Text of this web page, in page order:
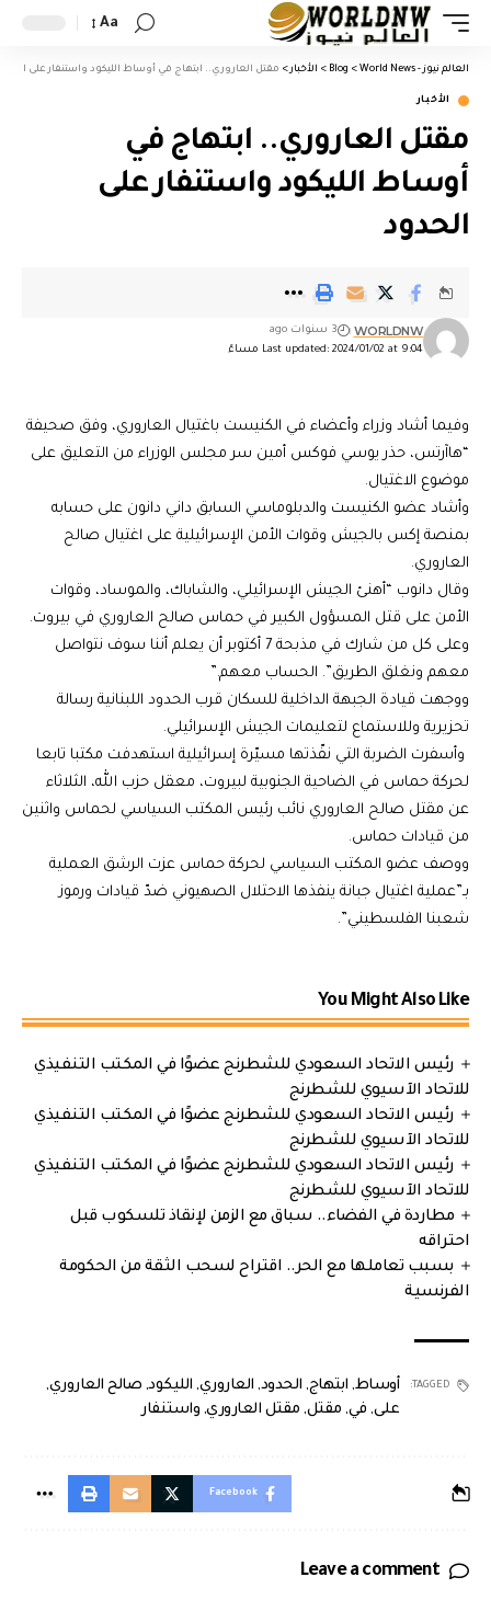
Aa
العالم نيوز - World News >
Blog
> الأخبار > مقتل العاروري.. ابتهاج في أوساط الليكود واستنفار على
الأخبار
مقتل العاروري.. ابتهاج في
أوساط الليكود واستنفار على
الحدود
Last updated: 2024/01/02 at 9:04 مساءً
WORLDNW 3 سنوات ago
وفيما أشاد وزراء وأعضاء في الكنيست باغتيال العاروري، وفق صحيفة
“هاآرتس، حذر يوسي فوكس أمين سر مجلس الوزراء من التعليق على
موضوع الاغتيال.
وأشاد عضو الكنيست والدبلوماسي السابق داني دانون على حسابه
بمنصة إكس بالجيش وقوات الأمن الإسرائيلية على اغتيال صالح
العاروري.
وقال دانوب “أهنئ الجيش الإسرائيلي، والشاباك، والموساد، وقوات
الأمن على قتل المسؤول الكبير في حماس صالح العاروري في بيروت.
وعلى كل من شارك في مذبحة 7 أكتوبر أن يعلم أننا سوف نتواصل
معهم ونغلق الطريق”. الحساب معهم.”
ووجهت قيادة الجبهة الداخلية للسكان قرب الحدود اللبنانية رسالة
تحزيرية وللاستماع لتعليمات الجيش الإسرائيلي.
وأسفرت الضربة التي نفّذتها مسيّرة إسرائيلية استهدفت مكتبا تابعا
لحركة حماس في الضاحية الجنوبية لبيروت، معقل حزب الله، الثلاثاء
عن مقتل صالح العاروري نائب رئيس المكتب السياسي لحماس واثنين
من قيادات حماس.
ووصف عضو المكتب السياسي لحركة حماس عزت الرشق العملية
بـ”عملية اغتيال جبانة ينفذها الاحتلال الصهيوني ضدّ قيادات ورموز
شعبنا الفلسطيني”.
You Might Also Like
رئيس الاتحاد السعودي للشطرنج عضوًا في المكتب التنفيذي
للاتحاد الآسيوي للشطرنج
رئيس الاتحاد السعودي للشطرنج عضوًا في المكتب التنفيذي
للاتحاد الآسيوي للشطرنج
رئيس الاتحاد السعودي للشطرنج عضوًا في المكتب التنفيذي
للاتحاد الآسيوي للشطرنج
مطاردة في الفضاء.. سباق مع الزمن لإنقاذ تلسكوب قبل
احتراقه
بسبب تعاملها مع الحر.. اقتراح لسحب الثقة من الحكومة
الفرنسية
TAGGED: أوساط, ابتهاج, الحدود, العاروري, الليكود, صالح العاروري,
على, في, مقتل, مقتل العاروري, واستنفار
Facebook
Leave a comment